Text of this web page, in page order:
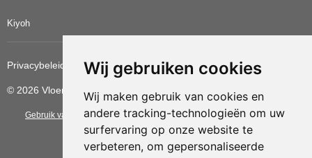
Wij gebruiken cookies
Wij maken gebruik van cookies en
andere tracking-technologieën om uw
surfervaring op onze website te
verbeteren, om gepersonaliseerde
Kiyoh
Privacybeleid Cookiebeleid Update cookies voorkeuren
© 2026 Vloerbedekkingvoordelig
Gebruik van deze site betekent dat u dealgemene voorwaarden van CBW
erkende woonwinkels accepteert.